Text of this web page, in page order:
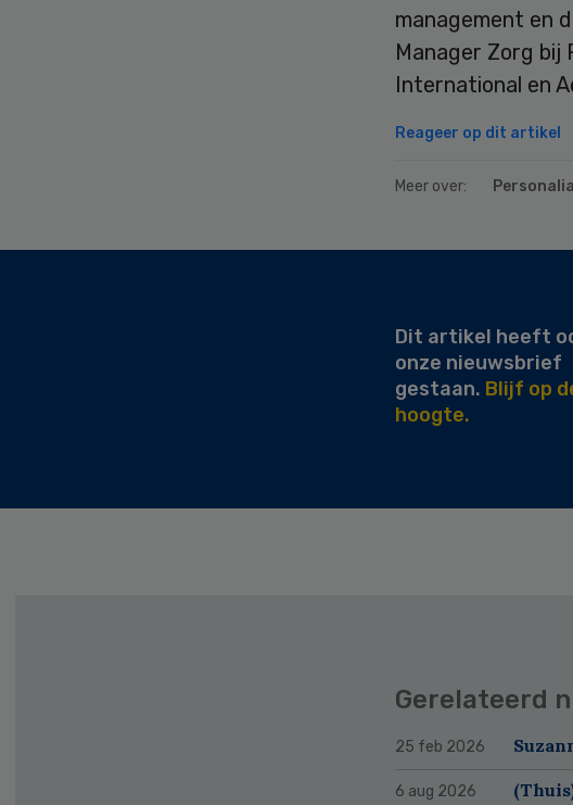
management en
Manager Zorg bij
International en
Reageer op dit artikel
Meer over: Personalia
Dit artikel heeft
onze nieuwsbrief
gestaan. Blijf op
hoogte.
Gerelateerd
25 feb 2026
6 aug 2026